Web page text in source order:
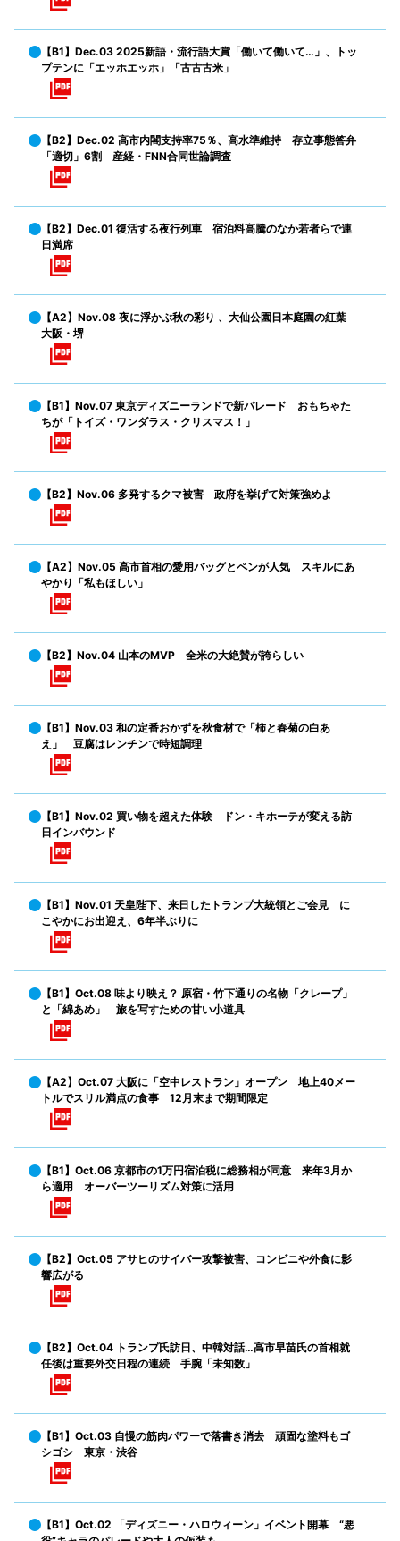
【B1】Dec.03 2025新語・流行語大賞「働いて働いて…」、トッ
プテンに「エッホエッホ」「古古古米」
【B2】Dec.02 高市内閣支持率75％、高水準維持 存立事態答弁
「適切」6割 産経・FNN合同世論調査
【B2】Dec.01 復活する夜行列車 宿泊料高騰のなか若者らで連
日満席
【A2】Nov.08 夜に浮かぶ秋の彩り 、大仙公園日本庭園の紅葉
大阪・堺
【B1】Nov.07 東京ディズニーランドで新パレード おもちゃた
ちが「トイズ・ワンダラス・クリスマス！」
【B2】Nov.06 多発するクマ被害 政府を挙げて対策強めよ
【A2】Nov.05 高市首相の愛用バッグとペンが人気 スキルにあ
やかり「私もほしい」
【B2】Nov.04 山本のMVP 全米の大絶賛が誇らしい
【B1】Nov.03 和の定番おかずを秋食材で「柿と春菊の白あ
え」 豆腐はレンチンで時短調理
【B1】Nov.02 買い物を超えた体験 ドン・キホーテが変える訪
日インバウンド
【B1】Nov.01 天皇陛下、来日したトランプ大統領とご会見 に
こやかにお出迎え、6年半ぶりに
【B1】Oct.08 味より映え？ 原宿・竹下通りの名物「クレープ」
と「綿あめ」 旅を写すための甘い小道具
【A2】Oct.07 大阪に「空中レストラン」オープン 地上40メー
トルでスリル満点の食事 12月末まで期間限定
【B1】Oct.06 京都市の1万円宿泊税に総務相が同意 来年3月か
ら適用 オーバーツーリズム対策に活用
【B2】Oct.05 アサヒのサイバー攻撃被害、コンビニや外食に影
響広がる
【B2】Oct.04 トランプ氏訪日、中韓対話…高市早苗氏の首相就
任後は重要外交日程の連続 手腕「未知数」
【B1】Oct.03 自慢の筋肉パワーで落書き消去 頑固な塗料もゴ
シゴシ 東京・渋谷
【B1】Oct.02 「ディズニー・ハロウィーン」イベント開幕 “悪